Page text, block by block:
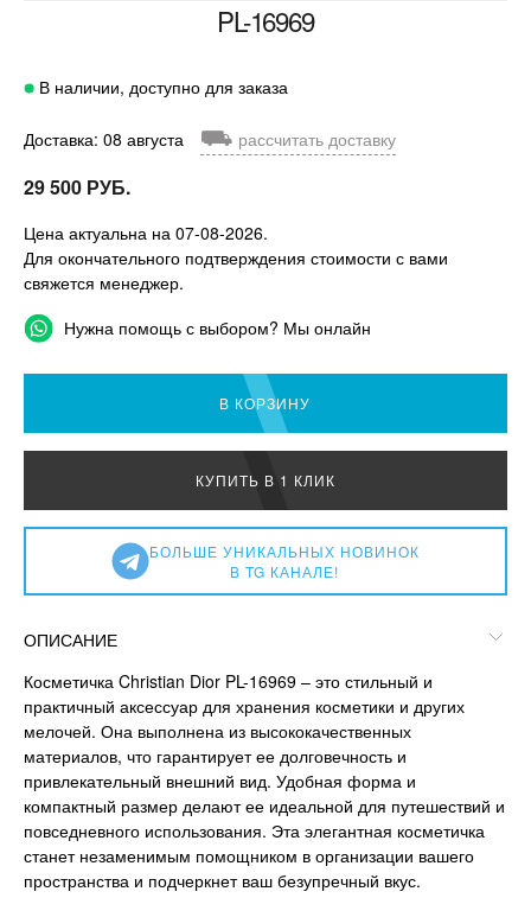
PL-16969
В наличии, доступно для заказа
Доставка: 08 августа ⛟ рассчитать доставку
29 500 РУБ.
Цена актуальна на 07-08-2026.
Для окончательного подтверждения стоимости с вами
свяжется менеджер.
Нужна помощь с выбором? Мы онлайн
В КОРЗИНУ
КУПИТЬ В 1 КЛИК
БОЛЬШЕ УНИКАЛЬНЫХ НОВИНОК
В TG КАНАЛЕ!
ОПИСАНИЕ
Косметичка Christian Dior PL-16969 – это стильный и
практичный аксессуар для хранения косметики и других
мелочей. Она выполнена из высококачественных
материалов, что гарантирует ее долговечность и
привлекательный внешний вид. Удобная форма и
компактный размер делают ее идеальной для путешествий и
повседневного использования. Эта элегантная косметичка
станет незаменимым помощником в организации вашего
пространства и подчеркнет ваш безупречный вкус.